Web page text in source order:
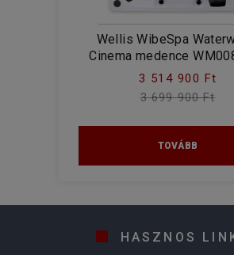
Wellis WibeSpa
Cinema medence
3 514 900 Ft
3 699 900 Ft
TOVÁBB
HASZNOS